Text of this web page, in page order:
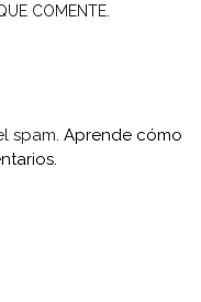
COMENTE.
spam. Aprende cómo